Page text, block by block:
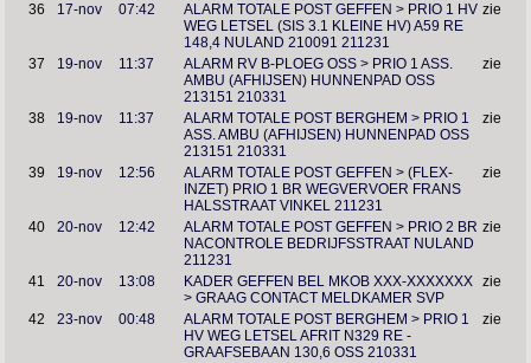
36 17-nov 07:42
ALARM TOTALE POST GEFFEN > PRIO 1 HV
WEG LETSEL (SIS 3.1 KLEINE HV) A59 RE
148,4 NULAND 210091 211231
zie
37 19-nov 11:37
ALARM RV B-PLOEG OSS > PRIO 1 ASS.
AMBU (AFHIJSEN) HUNNENPAD OSS
213151 210331
zie
38 19-nov 11:37
ALARM TOTALE POST BERGHEM > PRIO 1
ASS. AMBU (AFHIJSEN) HUNNENPAD OSS
213151 210331
zie
39 19-nov 12:56
ALARM TOTALE POST GEFFEN > (FLEX-
INZET) PRIO 1 BR WEGVERVOER FRANS
HALSSTRAAT VINKEL 211231
zie
40 20-nov 12:42
ALARM TOTALE POST GEFFEN > PRIO 2 BR
NACONTROLE BEDRIJFSSTRAAT NULAND
211231
zie
41 20-nov 13:08
KADER GEFFEN BEL MKOB XXX-XXXXXXX
> GRAAG CONTACT MELDKAMER SVP
zie
42 23-nov 00:48
ALARM TOTALE POST BERGHEM > PRIO 1
HV WEG LETSEL AFRIT N329 RE -
GRAAFSEBAAN 130,6 OSS 210331
zie